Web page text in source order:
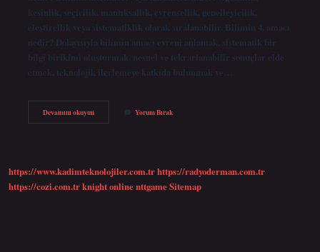
kesinlik, seçicilik, mantıksallık, evrensellik, genelleyicilik,
eleştirellik veya sistematiklik olarak sıralanabilir. Bilimin 4. amacı
nedir? Dolayısıyla bilimin amacı evreni anlamak, sistematik bir
bilgi birikimi oluşturmak, nesnel ve tekrarlanabilir sonuçlar elde
etmek, teknolojik ilerlemeye katkıda bulunmak ve…
Devamını okuyunBilimin
Niteliği
Yorum Bırak
https://www.kadimteknolojiler.com.trhttps://radyoderman.com.tr
https://cozi.com.trknight onlinenttgameSitemap